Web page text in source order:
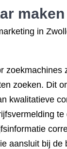
in
zoeken. Dit
kwalitatieve
aansluit bij